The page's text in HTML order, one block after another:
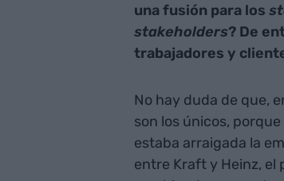
una fusión para los
stakeholders? De
trabajadores y
No hay duda de que,
son los únicos,
estaba arraigada la
entre Kraft y Heinz, el